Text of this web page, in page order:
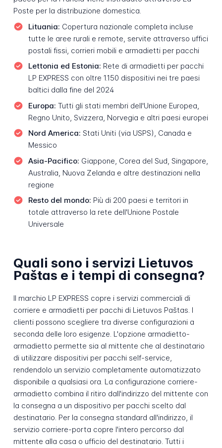
Poste per la distribuzione domestica.
Lituania: Copertura nazionale completa incluse
tutte le aree rurali e remote, servite attraverso uffici
postali fissi, corrieri mobili e armadietti per pacchi
Lettonia ed Estonia: Rete di armadietti per pacchi
LP EXPRESS con oltre 1.150 dispositivi nei tre paesi
baltici dalla fine del 2024
Europa: Tutti gli stati membri dell'Unione Europea,
Regno Unito, Svizzera, Norvegia e altri paesi europei
Nord America: Stati Uniti (via USPS), Canada e
Messico
Asia-Pacifico: Giappone, Corea del Sud, Singapore,
Australia, Nuova Zelanda e altre destinazioni nella
regione
Resto del mondo: Più di 200 paesi e territori in
totale attraverso la rete dell'Unione Postale
Universale
Quali sono i servizi Lietuvos
Paštas e i tempi di consegna?
Il marchio LP EXPRESS copre i servizi commerciali di
corriere e armadietti per pacchi di Lietuvos Paštas. I
clienti possono scegliere tra diverse configurazioni a
seconda delle loro esigenze. L'opzione armadietto-
armadietto permette sia al mittente che al destinatario
di utilizzare dispositivi per pacchi self-service,
rendendolo un servizio completamente automatizzato
disponibile a qualsiasi ora. La configurazione corriere-
armadietto combina il ritiro dall'indirizzo del mittente con
la consegna a un dispositivo per pacchi scelto dal
destinatario. Per la consegna standard all'indirizzo, il
servizio corriere-porta copre l'intero percorso dal
mittente alla casa o ufficio del destinatario. Tutti i